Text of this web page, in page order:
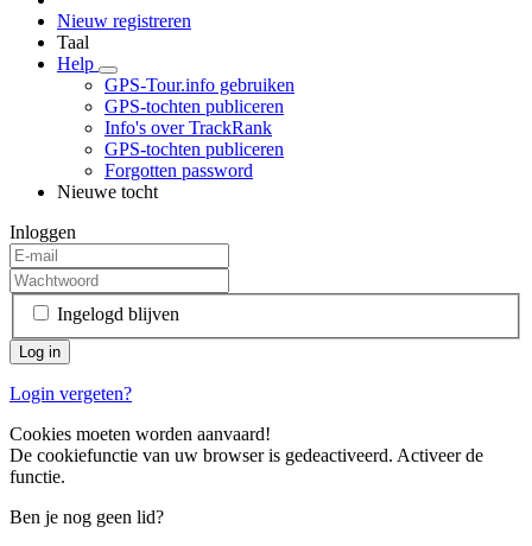
Nieuw registreren
Taal
Help
GPS-Tour.info gebruiken
GPS-tochten publiceren
Info's over TrackRank
GPS-tochten publiceren
Forgotten password
Nieuwe tocht
Inloggen
Ingelogd blijven
Login vergeten?
Cookies moeten worden aanvaard!
De cookiefunctie van uw browser is gedeactiveerd. Activeer de
functie.
Ben je nog geen lid?